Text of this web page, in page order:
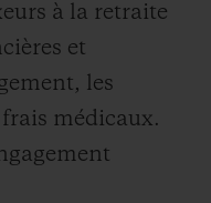
à la retraite
et
les
frais médicaux.